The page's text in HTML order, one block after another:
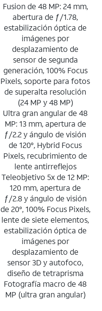
Fusion de 48 MP: 24 mm,
abertura de ƒ/1.78,
estabilización óptica de
imágenes por
desplazamiento de
sensor de segunda
generación, 100% Focus
Pixels, soporte para fotos
de superalta resolución
(24 MP y 48 MP)
Ultra gran angular de 48
MP: 13 mm, apertura de
ƒ/2.2 y ángulo de visión
de 120°, Hybrid Focus
Pixels, recubrimiento de
lente antirreflejos
Teleobjetivo 5x de 12 MP:
120 mm, apertura de
ƒ/2.8 y ángulo de visión
de 20°, 100% Focus Pixels,
lente de siete elementos,
estabilización óptica de
imágenes por
desplazamiento de
sensor 3D y autofoco,
diseño de tetraprisma
Fotografía macro de 48
MP (ultra gran angular)